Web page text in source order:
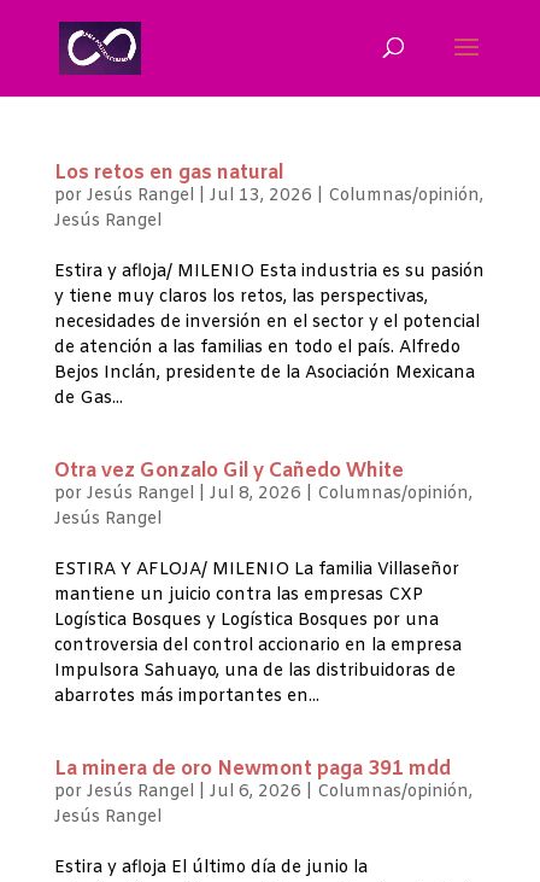
Los retos en gas natural
por Jesús Rangel Jul 13, 2026 Columnas/opinión,
Jesús Rangel
Estira y afloja/ MILENIO Esta industria es su pasión
y tiene muy claros los retos, las perspectivas,
necesidades de inversión en el sector y el potencial
de atención a las familias en todo el país. Alfredo
Bejos Inclán, presidente de la Asociación Mexicana
de Gas...
Otra vez Gonzalo Gil y Cañedo White
por Jesús Rangel Jul 8, 2026 Columnas/opinión,
Jesús Rangel
ESTIRA Y AFLOJA/ MILENIO La familia Villaseñor
mantiene un juicio contra las empresas CXP
Logística Bosques y Logística Bosques por una
controversia del control accionario en la empresa
Impulsora Sahuayo, una de las distribuidoras de
abarrotes más importantes en...
La minera de oro Newmont paga 391 mdd
por Jesús Rangel Jul 6, 2026 Columnas/opinión,
Jesús Rangel
Estira y afloja El último día de junio la